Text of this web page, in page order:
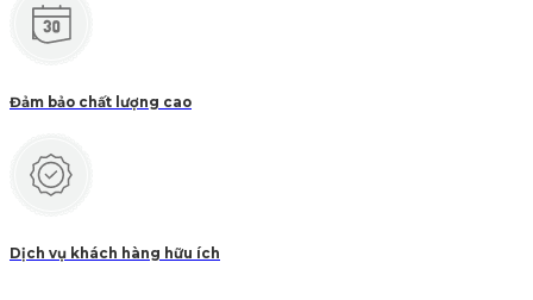
Đảm bảo chất lượng cao
Dịch vụ khách hàng hữu ích